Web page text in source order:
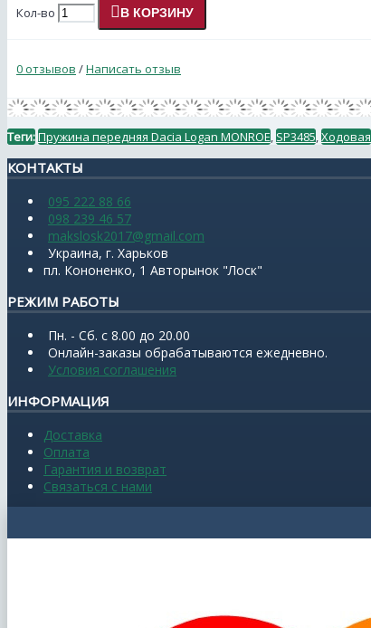
Кол-во В КОРЗИНУ
0 отзывов /Написать отзыв
Теги:Пружина передняя Dacia Logan MONROE, SP3485,Ходовая
КОНТАКТЫ
095 222 88 66
098 239 46 57
makslosk2017@gmail.com
Украина, г. Харьков
пл. Кононенко, 1 Авторынок "Лоск"
РЕЖИМ РАБОТЫ
Пн. - Сб. с 8.00 до 20.00
Онлайн-заказы обрабатываются ежедневно.
Условия соглашения
ИНФОРМАЦИЯ
Доставка
Оплата
Гарантия и возврат
Связаться с нами